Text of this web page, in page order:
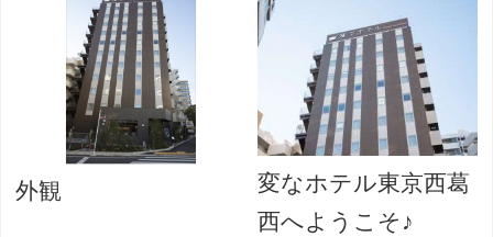
外観
変なホテル東京西葛
西へようこそ♪